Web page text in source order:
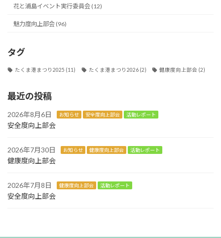
花と浦島イベント実行委員会 (12)
魅力度向上部会 (96)
タグ
たくま港まつり2025 (11) たくま港まつり2026(2) 健康度向上部会 (2)
最近の投稿
2026年8月6日 お知らせ 安全度向上部会 活動レポート
安全度向上部会
2026年7月30日 お知らせ 健康度向上部会 活動レポート
健康度向上部会
2026年7月8日 健康度向上部会 活動レポート
安全度向上部会